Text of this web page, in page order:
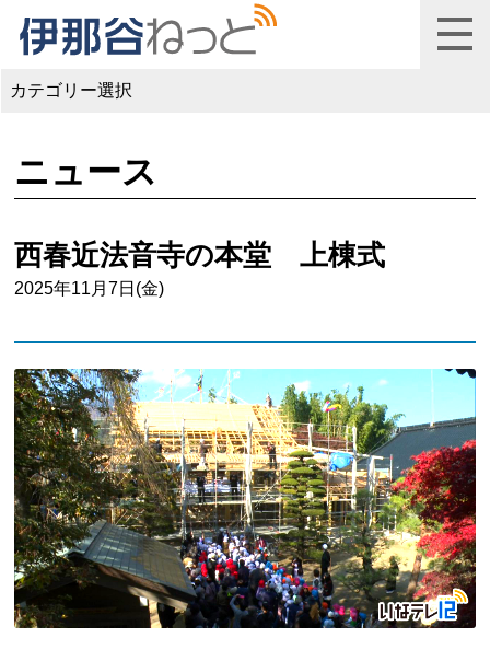
カテゴリー選択
ニュース
西春近法音寺の本堂 上棟式
2025年11月7日(金)